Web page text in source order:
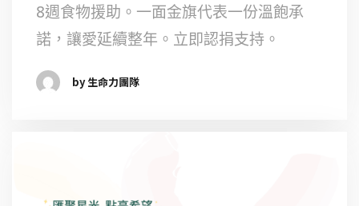
8週食物援助。一面金旗代表一份溫飽承
諾，讓愛延續整年。立即認捐支持。
by 生命力團隊